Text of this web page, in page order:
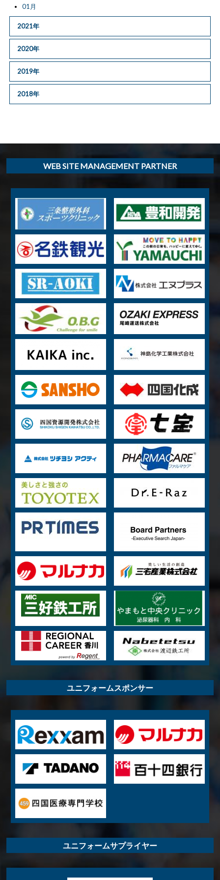
01月
2021年
2020年
2019年
2018年
WEB SITE MANAGEMENT PARTNER
ユニフォームスポンサー
ユニフォームサプライヤー